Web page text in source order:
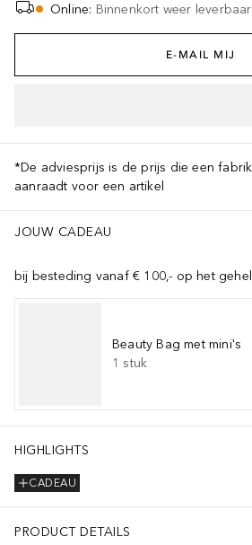
Online: Binnenkort weer leverbaar
E-MAIL MIJ
*De adviesprijs is de prijs die een
aanraadt voor een artikel
JOUW CADEAU
bij besteding vanaf € 100,- op het
Beauty Bag met mini's
1 stuk
HIGHLIGHTS
CADEAU
PRODUCT DETAILS